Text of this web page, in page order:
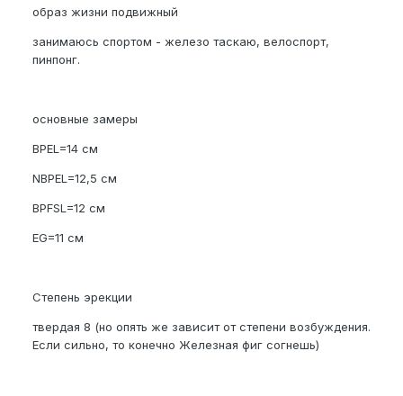
образ жизни подвижный
занимаюсь спортом - железо таскаю, велоспорт,
пинпонг.
основные замеры
BPEL=14 см
NBPEL=12,5 см
BPFSL=12 см
EG=11 см
Степень эрекции
твердая 8 (но опять же зависит от степени возбуждения.
Если сильно, то конечно Железная фиг согнешь)